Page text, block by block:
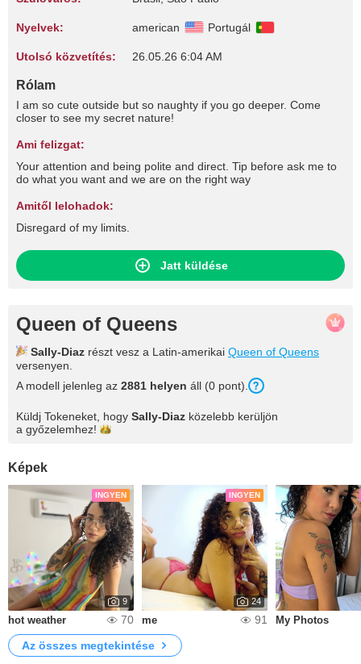
Nyelvek: american Portugál
Utolsó közvetítés: 26.05.26 6:04 AM
Rólam
I am so cute outside but so naughty if you go deeper. Come
closer to see my secret nature!
Ami felizgat:
Your attention and being polite and direct. Tip before ask me to
do what you want and we are on the right way
Amitől lelohadok:
Disregard of my limits.
Jatt küldése
Queen of Queens
Sally-Diaz részt vesz a Latin-amerikai Queen of Queens
versenyen.
A modell jelenleg az 2881 helyen áll (0 pont).
Küldj Tokeneket, hogy Sally-Diaz közelebb kerüljön
a győzelemhez!
Képek
INGYEN
9
hot weather 70
INGYEN
24
me 91 My Photos
Az összes megtekintése